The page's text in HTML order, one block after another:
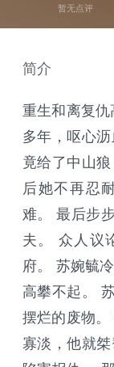
暂无点评
简介
重生和离复
多年，呕心
竟给了中山
后她不再忍
难。 最后步
夫。 众人议
府。 苏婉毓
高攀不起。
摆烂的废物
寡淡，他就